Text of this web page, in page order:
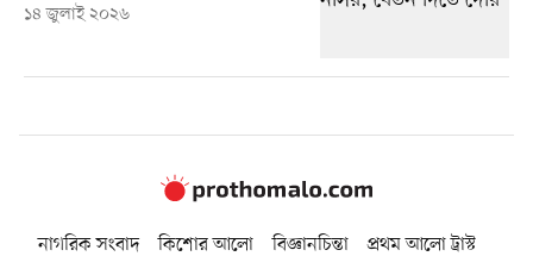
১৪ জুলাই ২০২৬
নাগরিক সংবাদ কিশোর আলো বিজ্ঞানচিন্তা
প্রথম আলো ট্রাস্ট